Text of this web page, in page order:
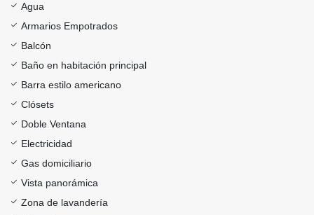
Agua
Armarios Empotrados
Balcón
Baño en habitación principal
Barra estilo americano
Clósets
Doble Ventana
Electricidad
Gas domiciliario
Vista panorámica
Zona de lavandería